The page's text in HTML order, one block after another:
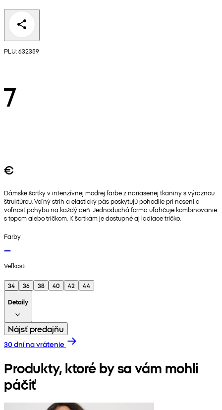
PLU: 632359
7
€
Dámske šortky v intenzívnej modrej farbe z nariasenej tkaniny s výraznou
štruktúrou. Voľný strih a elastický pás poskytujú pohodlie pri nosení a
voľnosť pohybu na každý deň. Jednoduchá forma uľahčuje kombinovanie
s topom alebo tričkom. K šortkám je dostupné aj ladiace tričko.
Farby
Veľkosti
34 36 38 40 42
44
Detaily
Nájsť predajňu
30 dní na vrátenie
Produkty, ktoré by sa vám mohli
páčiť